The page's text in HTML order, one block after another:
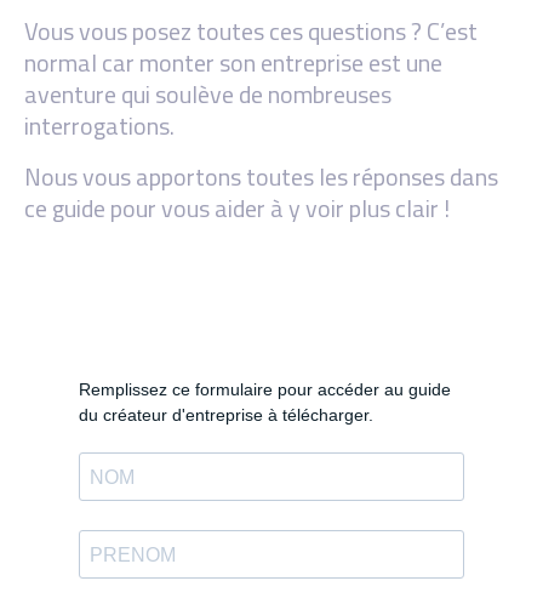
Vous vous posez toutes ces questions ? C’est
normal car monter son entreprise est une
aventure qui soulève de nombreuses
interrogations.
Nous vous apportons toutes les réponses dans
ce guide pour vous aider à y voir plus clair !